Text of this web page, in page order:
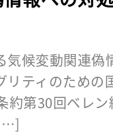
候変動関連偽
リティのための
約第30回ベレ